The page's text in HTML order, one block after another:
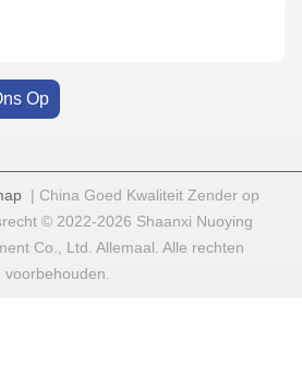
Op
| China Goed Kwaliteit Zender op
© 2022-2026 Shaanxi Nuoying
Co., Ltd. Allemaal. Alle rechten
voorbehouden.